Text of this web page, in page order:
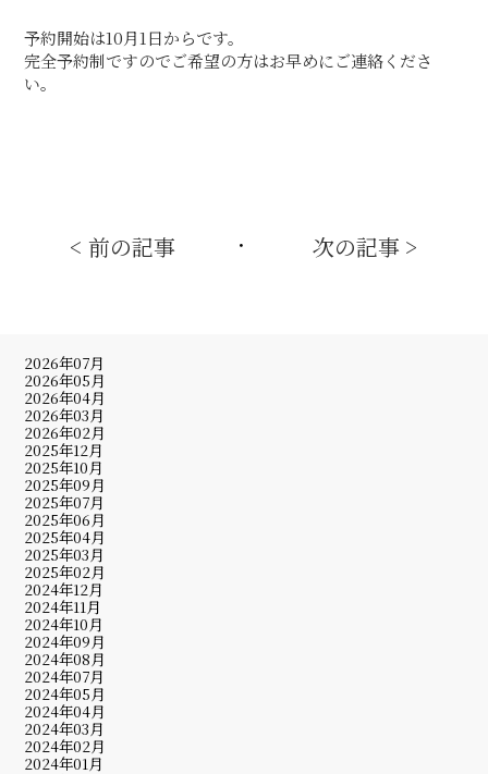
予約開始は10月1日からです。
完全予約制ですのでご希望の方はお早めにご連絡くださ
い。
< 前の記事 ・ 次の記事 >
2026年07月
2026年05月
2026年04月
2026年03月
2026年02月
2025年12月
2025年10月
2025年09月
2025年07月
2025年06月
2025年04月
2025年03月
2025年02月
2024年12月
2024年11月
2024年10月
2024年09月
2024年08月
2024年07月
2024年05月
2024年04月
2024年03月
2024年02月
2024年01月